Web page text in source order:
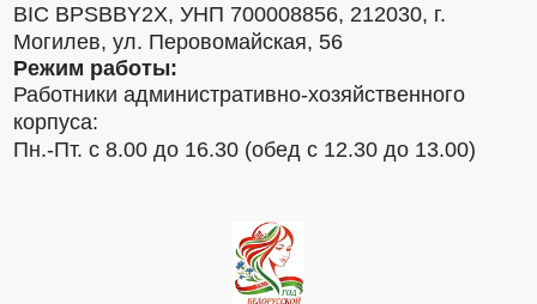
BIC BPSBBY2X, УНП 700008856, 212030, г.
Могилев, ул. Перовомайская, 56
Режим работы:
Работники административно-хозяйственного
корпуса:
Пн.-Пт. с 8.00 до 16.30 (обед с 12.30 до 13.00)